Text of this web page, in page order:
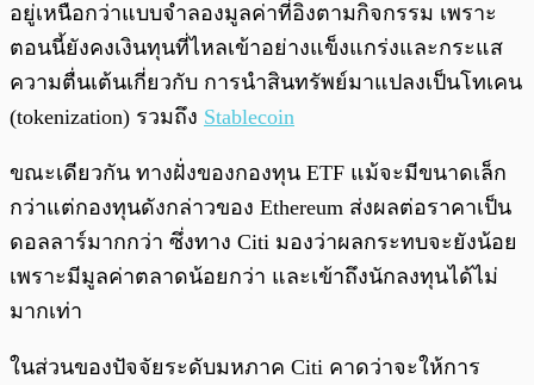
อยู่เหนือกว่าแบบจำลองมูลค่าที่อิงตามกิจกรรม เพราะ
ตอนนี้ยังคงเงินทุนที่ไหลเข้าอย่างแข็งแกร่งและกระแส
ความตื่นเต้นเกี่ยวกับ การนำสินทรัพย์มาแปลงเป็นโทเคน
(tokenization) รวมถึง Stablecoin
ขณะเดียวกัน ทางฝั่งของกองทุน ETF แม้จะมีขนาดเล็ก
กว่าแต่กองทุนดังกล่าวของ Ethereum ส่งผลต่อราคาเป็น
ดอลลาร์มากกว่า ซึ่งทาง Citi มองว่าผลกระทบจะยังน้อย
เพราะมีมูลค่าตลาดน้อยกว่า และเข้าถึงนักลงทุนได้ไม่
มากเท่า
ในส่วนของปัจจัยระดับมหภาค Citi คาดว่าจะให้การ